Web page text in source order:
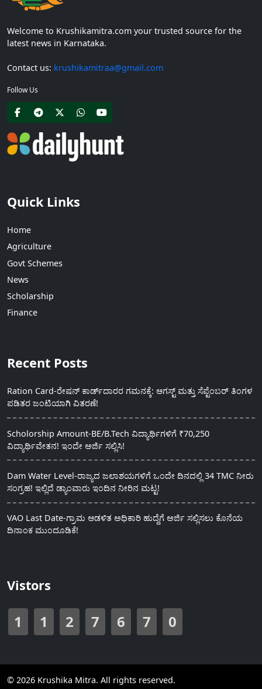
Welcome to Krushikamitra.com your trusted source for the
latest news in Karnataka.
Contact us: krushikamitraa@gmail.com
Follow Us
Quick Links
Home
Agriculture
Govt Schemes
News
Scholarship
Finance
Recent Posts
Ration Card-ರೇಷನ್ ಕಾರ್ಡ್‍ದಾರರ ಗಮನಕ್ಕೆ: ಆಗಸ್ಟ್ ಮತ್ತು ಸೆಪ್ಟೆಂಬರ್ ತಿಂಗಳ
ಪಡಿತರ ಜಂಟಿಯಾಗಿ ವಿತರಣೆ!
Scholorship Amount-BE/B.Tech ವಿದ್ಯಾರ್ಥಿಗಳಿಗೆ ₹70,250
ವಿದ್ಯಾರ್ಥಿವೇತನ! ಇಂದೇ ಅರ್ಜಿ ಸಲ್ಲಿಸಿ!
Dam Water Level-ರಾಜ್ಯದ ಜಲಾಶಯಗಳಿಗೆ ಒಂದೇ ದಿನದಲ್ಲಿ 34 TMC ನೀರು
ಸಂಗ್ರಹ! ಇಲ್ಲಿದೆ ಡ್ಯಾಂವಾರು ಇಂದಿನ ನೀರಿನ ಮಟ್ಟ!
VAO Last Date-ಗ್ರಾಮ ಆಡಳಿತ ಅಧಿಕಾರಿ ಹುದ್ದೆಗೆ ಅರ್ಜಿ ಸಲ್ಲಿಸಲು ಕೊನೆಯ
ದಿನಾಂಕ ಮುಂದೂಡಿಕೆ!
Vistors
1 1 2 7 6 7 0
© 2026 Krushika Mitra. All rights reserved.